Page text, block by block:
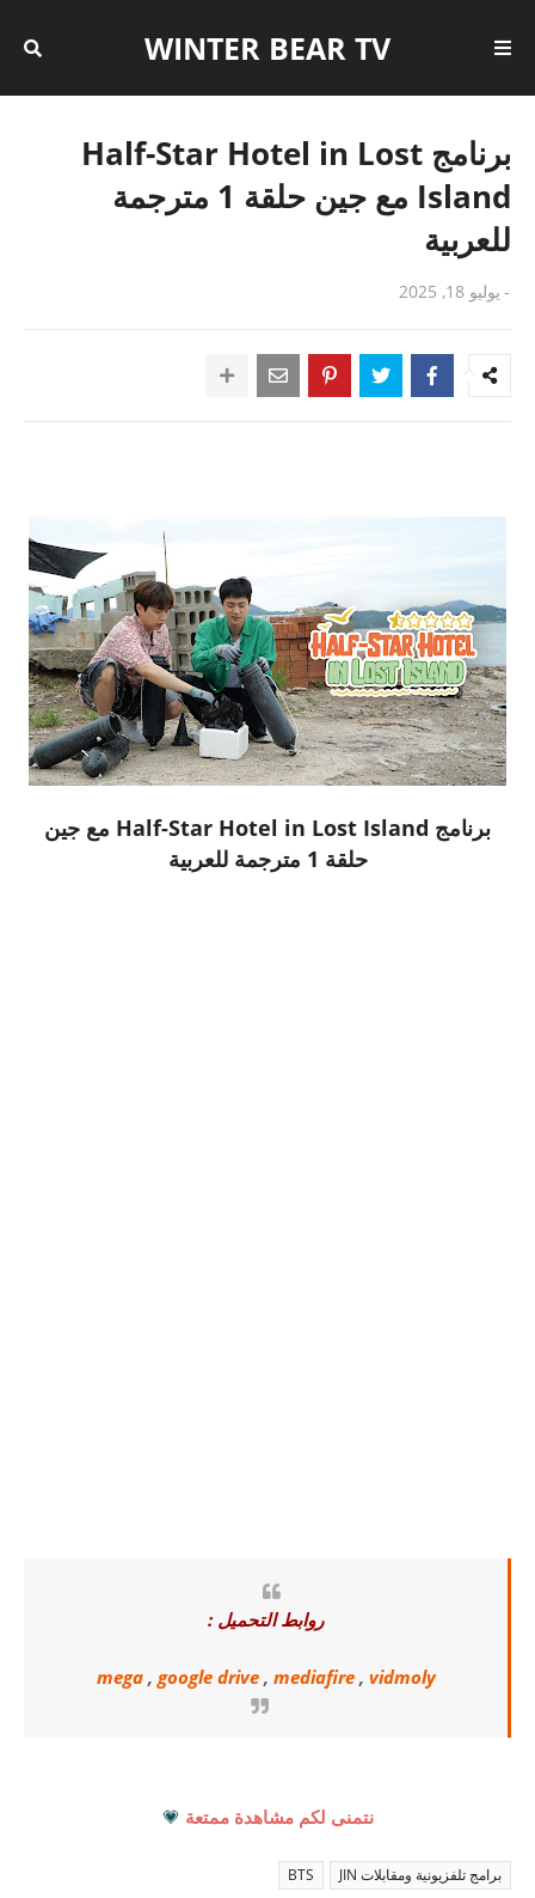
WINTER BEAR TV
برنامج Half-Star Hotel in Lost
Island مع جين حلقة 1 مترجمة
للعربية
- يوليو 18, 2025
برنامج Half-Star Hotel in Lost Island مع جين
حلقة 1 مترجمة للعربية
روابط التحميل :
mega, google drive, mediafire, vidmoly
نتمنى لكم مشاهدة ممتعة 💗
برامج تلفزيونية ومقابلات JIN BTS